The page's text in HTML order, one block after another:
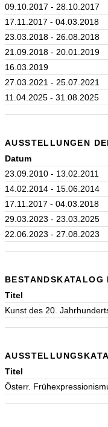
09.10.2017 - 28.10.2017
17.11.2017 - 04.03.2018
23.03.2018 - 26.08.2018
21.09.2018 - 20.01.2019
16.03.2019
27.03.2021 - 25.07.2021
11.04.2025 - 31.08.2025
AUSSTELLUNGEN
Datum
23.09.2010 - 13.02.2011
14.02.2014 - 15.06.2014
17.11.2017 - 04.03.2018
29.03.2023 - 23.03.2025
22.06.2023 - 27.08.2023
BESTANDSKATALOG
Titel
Kunst des 20.
Titel
Österr.